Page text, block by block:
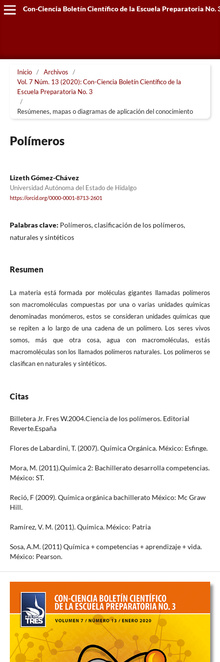
Con-Ciencia Boletín Científico de la Escuela Preparatoria No.
Inicio / Archivos
/
Vol. 7 Núm. 13 (2020): Con-Ciencia Boletín Científico de la
Escuela Preparatoria No. 3
/
Resúmenes, mapas o diagramas de aplicación del conocimiento
Polímeros
Lizeth Gómez-Chávez
Universidad Autónoma del Estado de Hidalgo
https://orcid.org/0000-0001-8713-2601
Palabras clave: Polímeros, clasificación de los polímeros,
naturales y sintéticos
Resumen
La materia está formada por moléculas gigantes llamadas polímeros
son macromoléculas compuestas por una o varias unidades químicas
denominadas monómeros, estos se consideran unidades químicas que
se repiten a lo largo de una cadena de un polímero. Los seres vivos
somos, más que otra cosa, agua con macromoléculas, estás
macromoléculas son los llamados polímeros naturales. Los polímeros se
clasifican en naturales y sintéticos.
Citas
Billetera Jr. Fres W.2004.Ciencia de los polímeros. Editorial
Reverte.España
Flores de Labardini, T. (2007). Química Orgánica. México: Esfinge.
Mora, M. (2011).Química 2: Bachillerato desarrolla competencias.
México: ST.
Reció, F (2009). Química orgánica bachillerato México: Mc Graw
Hill.
Ramírez, V. M. (2011). Química. México: Patria
Sosa, A.M. (2011) Química + competencias + aprendizaje + vida.
México: Pearson.